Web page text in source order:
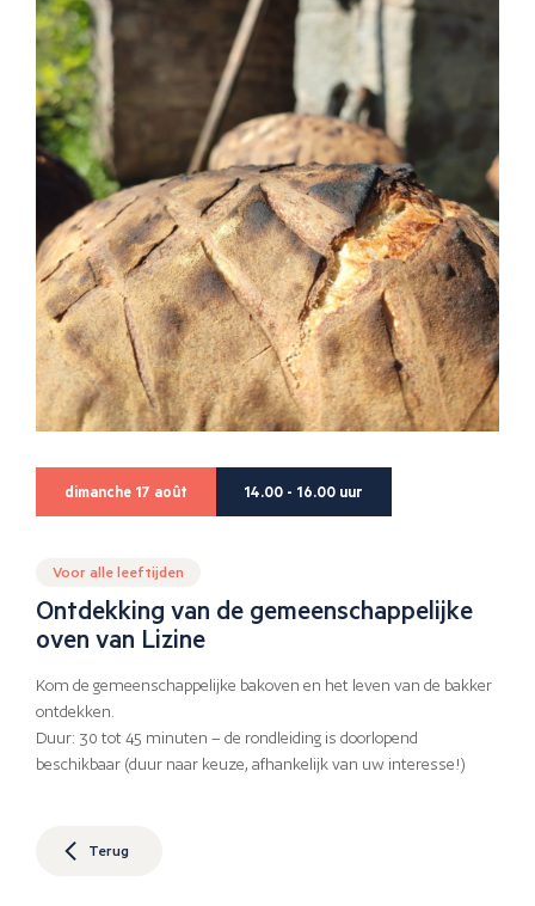
dimanche 17 août 14.00 - 16.00 uur
Voor alle leeftijden
Ontdekking van de gemeenschappelijke
oven van Lizine
Kom de gemeenschappelijke bakoven en het leven van de bakker
ontdekken.
Duur: 30 tot 45 minuten – de rondleiding is doorlopend
beschikbaar (duur naar keuze, afhankelijk van uw interesse!)
Terug